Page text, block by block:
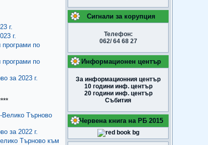
г.
г.
по
по
за 2023 г.
Търново
за 2022 г.
Търново към
Сигнали за корупция
Телефон:
062/ 64 68 27
Информационен център
За информационния център
10 години инф. център
20 години инф. център
Събития
Червена книга на РБ 2015